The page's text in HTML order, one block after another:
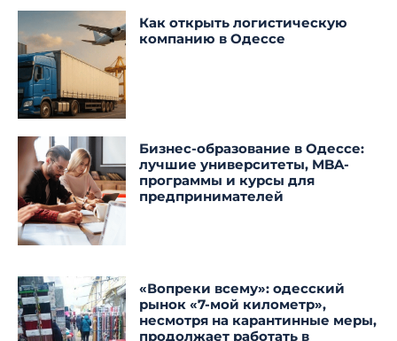
Как открыть логистическую
компанию в Одессе
Бизнес-образование в Одессе:
лучшие университеты, MBA-
программы и курсы для
предпринимателей
«Вопреки всему»: одесский
рынок «7-мой километр»,
несмотря на карантинные меры,
продолжает работать в